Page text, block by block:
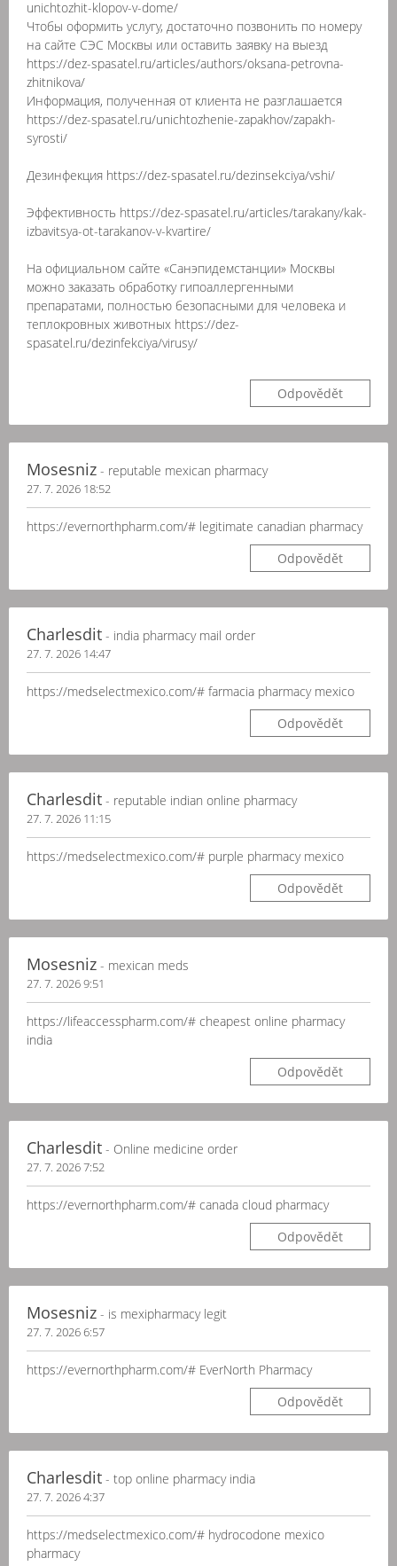
unichtozhit-klopov-v-dome/
Чтобы оформить услугу, достаточно позвонить по номеру
на сайте СЭС Москвы или оставить заявку на выезд
https://dez-spasatel.ru/articles/authors/oksana-petrovna-
zhitnikova/
Информация, полученная от клиента не разглашается
https://dez-spasatel.ru/unichtozhenie-zapakhov/zapakh-
syrosti/
Дезинфекция https://dez-spasatel.ru/dezinsekciya/vshi/
Эффективность https://dez-spasatel.ru/articles/tarakany/kak-
izbavitsya-ot-tarakanov-v-kvartire/
На официальном сайте «Санэпидемстанции» Москвы
можно заказать обработку гипоаллергенными
препаратами, полностью безопасными для человека и
теплокровных животных https://dez-
spasatel.ru/dezinfekciya/virusy/
Odpovědět
Mosesniz - reputable mexican pharmacy
27. 7. 2026 18:52
https://evernorthpharm.com/# legitimate canadian pharmacy
Odpovědět
Charlesdit - india pharmacy mail order
27. 7. 2026 14:47
https://medselectmexico.com/# farmacia pharmacy mexico
Odpovědět
Charlesdit - reputable indian online pharmacy
27. 7. 2026 11:15
https://medselectmexico.com/# purple pharmacy mexico
Odpovědět
Mosesniz - mexican meds
27. 7. 2026 9:51
https://lifeaccesspharm.com/# cheapest online pharmacy
india
Odpovědět
Charlesdit - Online medicine order
27. 7. 2026 7:52
https://evernorthpharm.com/# canada cloud pharmacy
Odpovědět
Mosesniz - is mexipharmacy legit
27. 7. 2026 6:57
https://evernorthpharm.com/# EverNorth Pharmacy
Odpovědět
Charlesdit - top online pharmacy india
27. 7. 2026 4:37
https://medselectmexico.com/# hydrocodone mexico
pharmacy